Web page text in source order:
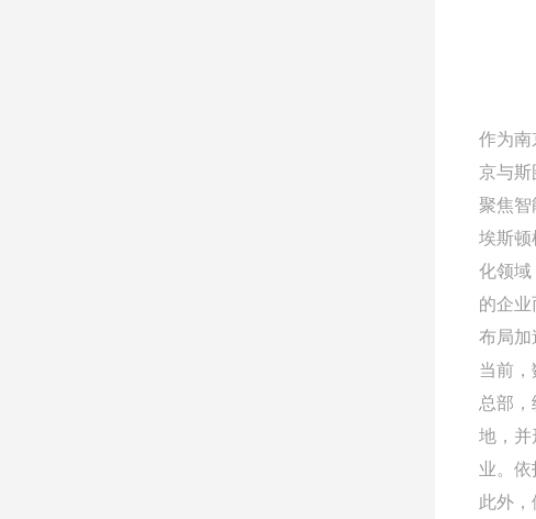
作为南
京与斯
聚焦
埃斯顿
化领域
的企
布局加
当前
总部
地，并
业。依
此外